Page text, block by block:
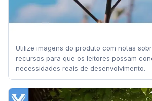
Utilize imagens do produto com notas
recursos para que os leitores possam
necessidades reais de desenvolvimento.